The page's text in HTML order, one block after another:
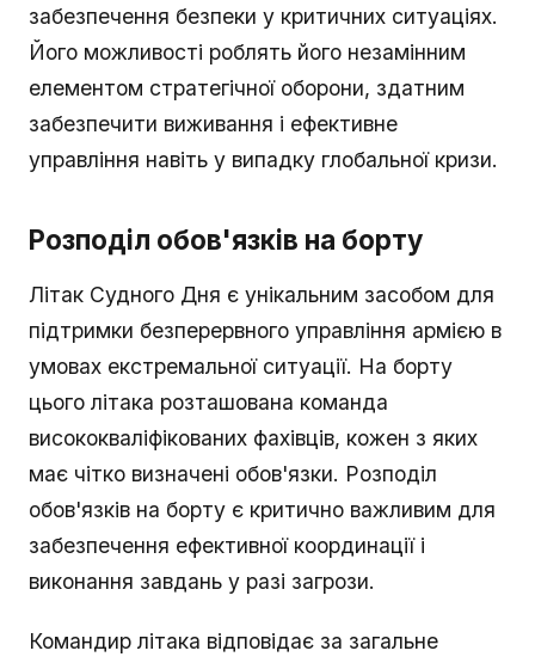
забезпечення безпеки у критичних ситуаціях.
Його можливості роблять його незамінним
елементом стратегічної оборони, здатним
забезпечити виживання і ефективне
управління навіть у випадку глобальної кризи.
Розподіл обов'язків на борту
Літак Судного Дня є унікальним засобом для
підтримки безперервного управління армією в
умовах екстремальної ситуації. На борту
цього літака розташована команда
висококваліфікованих фахівців, кожен з яких
має чітко визначені обов'язки. Розподіл
обов'язків на борту є критично важливим для
забезпечення ефективної координації і
виконання завдань у разі загрози.
Командир літака відповідає за загальне